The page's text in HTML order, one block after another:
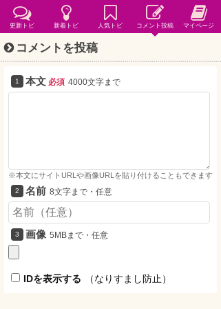
コメントを投稿
本文 必須 4000文字まで
※本文にサイトURLや画像URLを貼り付けることもできます
名前 8文字まで・任意
画像 5MBまで・任意
IDを表示する （なりすまし防止）
更新トピ 新着トピ 人気トピ コメント投稿 マイページ